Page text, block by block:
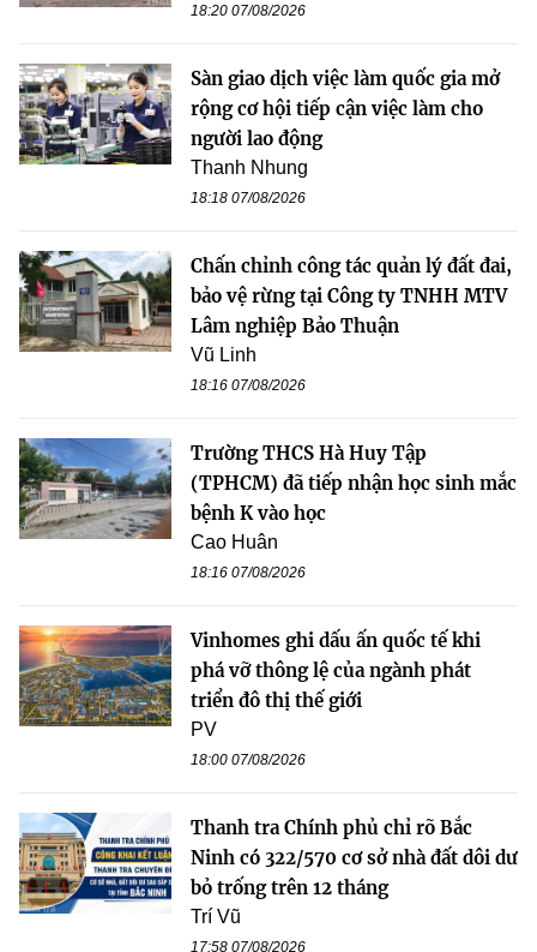
18:20 07/08/2026
Sàn giao dịch việc làm quốc gia mở
rộng cơ hội tiếp cận việc làm cho
người lao động
Thanh Nhung
18:18 07/08/2026
Chấn chỉnh công tác quản lý đất đai,
bảo vệ rừng tại Công ty TNHH MTV
Lâm nghiệp Bảo Thuận
Vũ Linh
18:16 07/08/2026
Trường THCS Hà Huy Tập
(TPHCM) đã tiếp nhận học sinh mắc
bệnh K vào học
Cao Huân
18:16 07/08/2026
Vinhomes ghi dấu ấn quốc tế khi
phá vỡ thông lệ của ngành phát
triển đô thị thế giới
PV
18:00 07/08/2026
Thanh tra Chính phủ chỉ rõ Bắc
Ninh có 322/570 cơ sở nhà đất dôi dư
bỏ trống trên 12 tháng
Trí Vũ
17:58 07/08/2026